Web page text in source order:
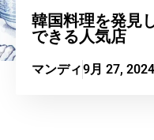
韓国料理を発見
できる人気店
マンディ9月 27, 2024